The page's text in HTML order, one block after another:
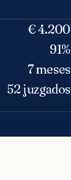
€ 4.200
91%
7 meses
52 juzgados